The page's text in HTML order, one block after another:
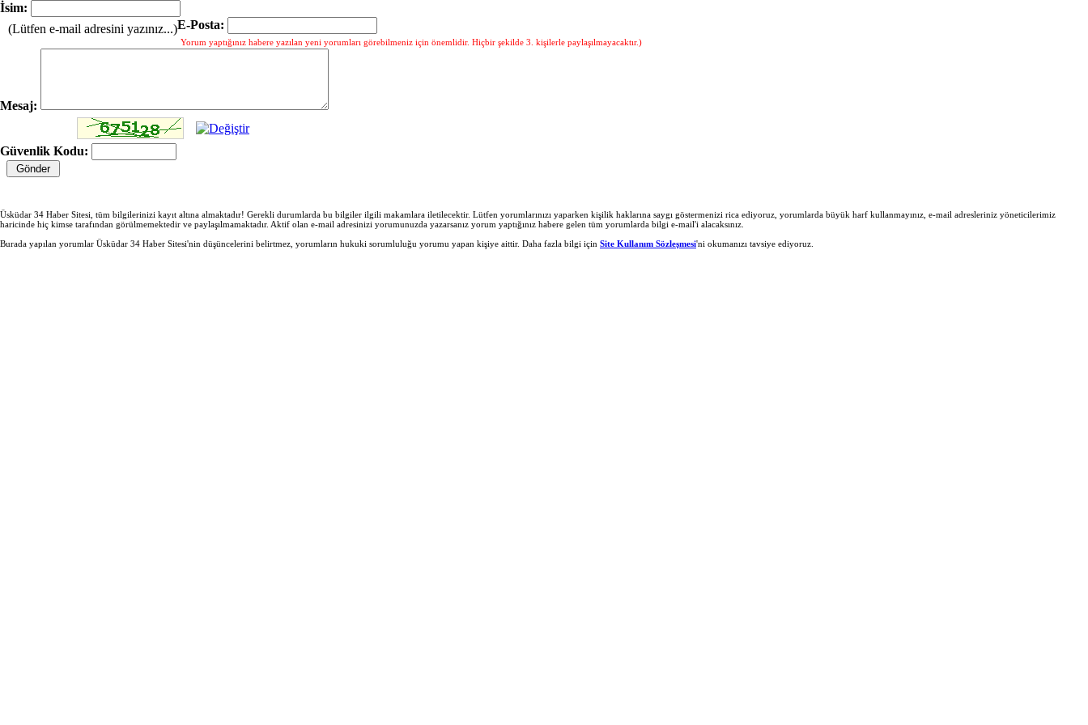
İsim:
E-Posta:
(Lütfen e-mail adresini yazınız...)
Yorum yaptığınız habere yazılan yeni yorumları görebilmeniz için önemlidir. Hiçbir şekilde 3. kişilerle paylaşılmayacaktır.)
Mesaj:
Güvenlik Kodu:
Üsküdar 34 Haber Sitesi, tüm bilgilerinizi kayıt altına almaktadır! Gerekli durumlarda bu bilgiler ilgili makamlara iletilecektir. Lütfen yorumlarınızı yaparken kişilik haklarına saygı göstermenizi rica ediyoruz, yorumlarda büyük harf kullanmayınız, e-mail adresleriniz yöneticilerimiz
haricinde hiç kimse tarafından görülmemektedir ve paylaşılmamaktadır. Aktif olan e-mail adresinizi yorumunuzda yazarsanız yorum yaptığınız habere gelen tüm yorumlarda bilgi e-mail'i alacaksınız.
Burada yapılan yorumlar Üsküdar 34 Haber Sitesi'nin düşüncelerini belirtmez, yorumların hukuki sorumluluğu yorumu yapan kişiye aittir. Daha fazla bilgi için Site Kullanım Sözleşmesi'ni okumanızı tavsiye ediyoruz.